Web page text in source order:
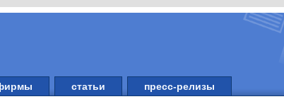
статьи пресс-релизы